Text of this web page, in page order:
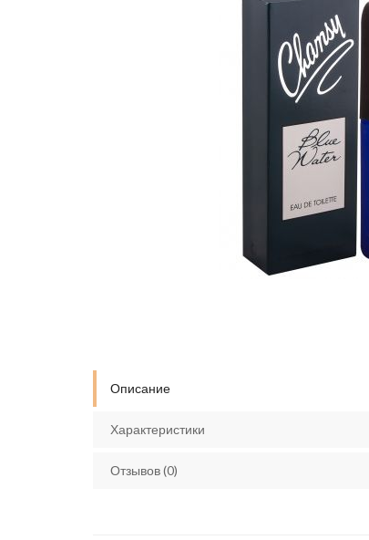
Описание
Характеристики
Отзывов (0)